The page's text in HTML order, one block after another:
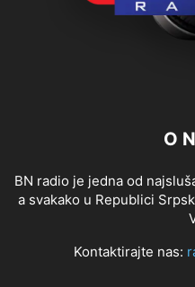
O
BN radio je jedna od
a svakako u Republici
Kontaktirajte nas: